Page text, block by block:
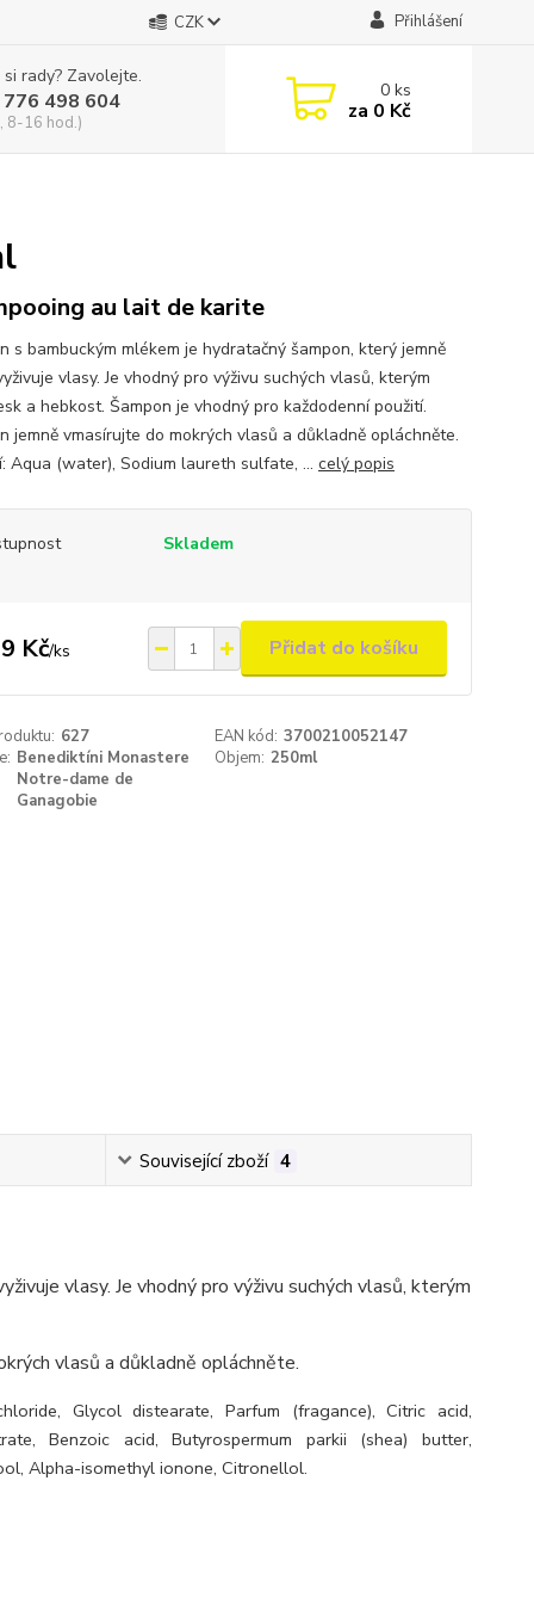
CZK Přihlášení
rady? Zavolejte.
498 604
8-16 hod.)
0ks
za 0 Kč
au lait de karite
s bambuckým mlékem je hydratačný šampon, který jemně
vlasy. Je vhodný pro výživu suchých vlasů, kterým
a hebkost. Šampon je vhodný pro každodenní použití.
jemně vmasírujte do mokrých vlasů a důkladně opláchněte.
Aqua (water), Sodium laureth sulfate, ... celý popis
Skladem
Kč/ks Přidat do košíku
627 EAN kód: 3700210052147
Benediktíni Monastere
Notre-dame de
Ganagobie
Objem: 250ml
Související zboží 4
vlasy. Je vhodný pro výživu suchých vlasů, kterým
vlasů a důkladně opláchněte.
Glycol distearate, Parfum (fragance), Citric acid,
Benzoic acid, Butyrospermum parkii (shea) butter,
Alpha-isomethyl ionone, Citronellol.